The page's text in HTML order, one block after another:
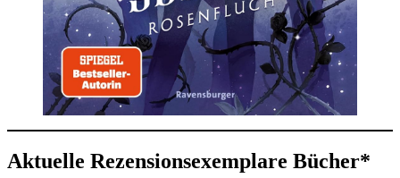
Aktuelle Rezensionsexemplare Bücher*